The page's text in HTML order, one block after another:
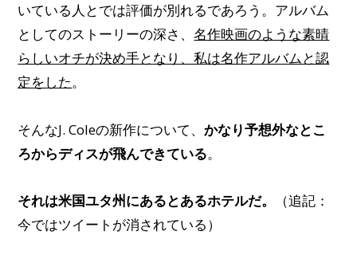
いている人とでは評価が別れるであろう。アルバム
としてのストーリーの深さ、名作映画のような素晴
らしいオチが決め手となり、私は名作アルバムと認
定をした。
そんなJ. Coleの新作について、かなり予想外なとこ
ろからディスが飛んできている。
それは米国ユタ州にあるとあるホテルだ。
（追記：
今ではツイートが消されている）